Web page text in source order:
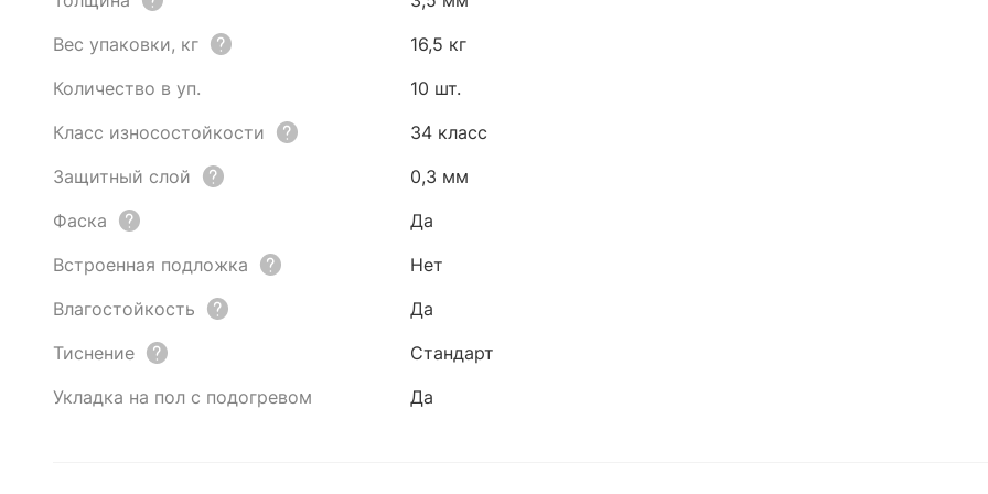
Вес упаковки, кг
16,5 кг
Количество в уп.
10 шт.
Класс износостойкости
34 класс
Защитный слой
0,3 мм
Фаска
Да
Встроенная подложка
Нет
Влагостойкость
Да
Тиснение
Стандарт
Укладка на пол с подогревом
Да